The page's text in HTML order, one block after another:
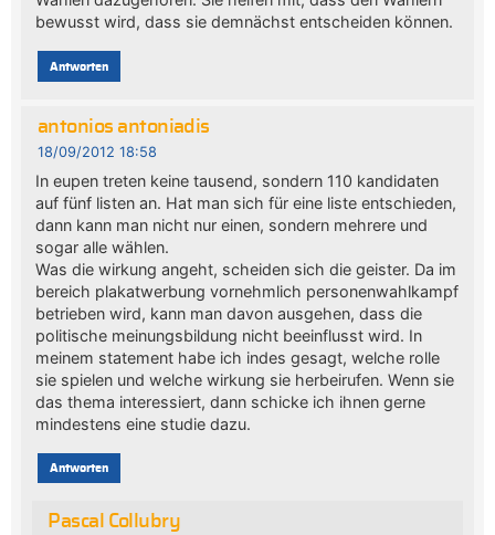
bewusst wird, dass sie demnächst entscheiden können.
Antworten
antonios antoniadis
18/09/2012 18:58
In eupen treten keine tausend, sondern 110 kandidaten
auf fünf listen an. Hat man sich für eine liste entschieden,
dann kann man nicht nur einen, sondern mehrere und
sogar alle wählen.
Was die wirkung angeht, scheiden sich die geister. Da im
bereich plakatwerbung vornehmlich personenwahlkampf
betrieben wird, kann man davon ausgehen, dass die
politische meinungsbildung nicht beeinflusst wird. In
meinem statement habe ich indes gesagt, welche rolle
sie spielen und welche wirkung sie herbeirufen. Wenn sie
das thema interessiert, dann schicke ich ihnen gerne
mindestens eine studie dazu.
Antworten
Pascal Collubry